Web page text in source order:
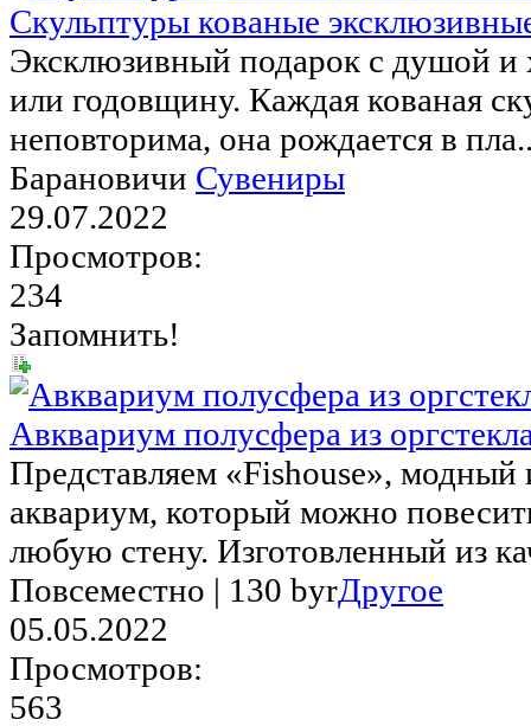
Скульптуры кованые
Эксклюзивный подарок с душой и
или годовщину. Каждая кованая
неповторима, она рождается в
Барановичи Сувениры
29.07.2022
Просмотров:
234
Запомнить!
Авквариум полусфера из
Представляем «Fishouse»,
аквариум, который можно
любую стену. Изготовленный из
Повсеместно | 130 byrДругое
05.05.2022
Просмотров:
563